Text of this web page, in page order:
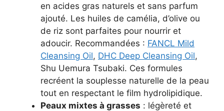
en acides gras naturels et sans parfum
ajouté. Les huiles de camélia, d’olive ou
de riz sont parfaites pour nourrir et
adoucir. Recommandées : FANCL Mild
Cleansing Oil, DHC Deep Cleansing Oil,
Shu Uemura Tsubaki. Ces formules
recréent la souplesse naturelle de la peau
tout en respectant le film hydrolipidique.
Peaux mixtes à grasses : légèreté et